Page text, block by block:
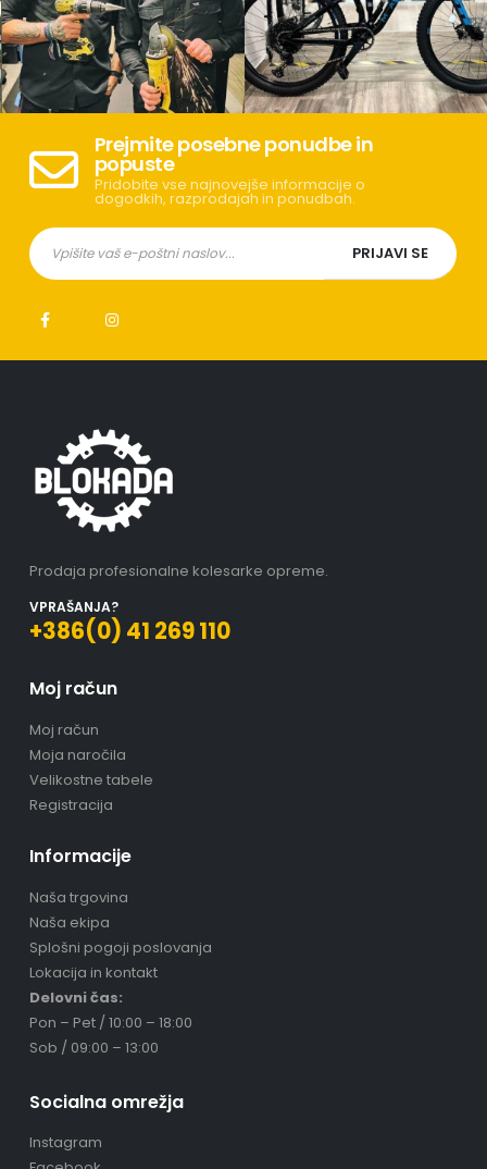
Prejmite posebne ponudbe in
popuste
Pridobite vse najnovejše informacije o
dogodkih, razprodajah in ponudbah.
Prodaja profesionalne kolesarke opreme.
VPRAŠANJA?
+386(0) 41 269 110
Moj račun
Moj račun
Moja naročila
Velikostne tabele
Registracija
Informacije
Naša trgovina
Naša ekipa
Splošni pogoji poslovanja
Lokacija in kontakt
Delovni čas:
Pon – Pet / 10:00 – 18:00
Sob / 09:00 – 13:00
Socialna omrežja
Instagram